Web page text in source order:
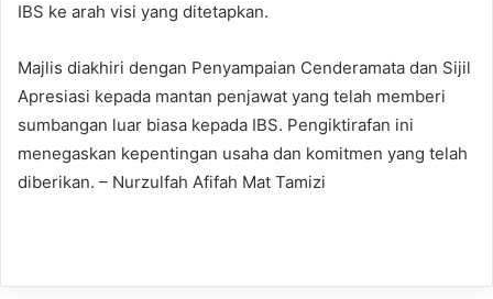
IBS ke arah visi yang ditetapkan.
Majlis diakhiri dengan Penyampaian Cenderamata dan Sijil
Apresiasi kepada mantan penjawat yang telah memberi
sumbangan luar biasa kepada IBS. Pengiktirafan ini
menegaskan kepentingan usaha dan komitmen yang telah
diberikan. – Nurzulfah Afifah Mat Tamizi